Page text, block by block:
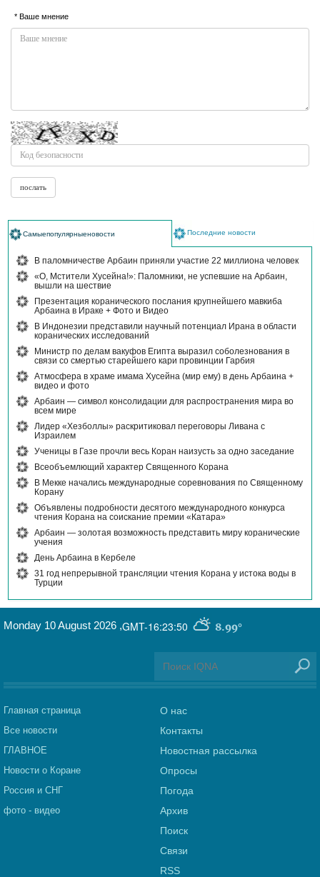
* Ваше мнение
Самыепопулярныеновости Последние новости
В паломничестве Арбаин приняли участие 22 миллиона человек
«О, Мстители Хусейна!»: Паломники, не успевшие на Арбаин,
вышли на шествие
Презентация коранического послания крупнейшего мавкиба
Арбаина в Ираке + Фото и Видео
В Индонезии представили научный потенциал Ирана в области
коранических исследований
Министр по делам вакуфов Египта выразил соболезнования в
связи со смертью старейшего кари провинции Гарбия
Атмосфера в храме имама Хусейна (мир ему) в день Арбаина +
видео и фото
Арбаин — символ консолидации для распространения мира во
всем мире
Лидер «Хезболлы» раскритиковал переговоры Ливана с
Израилем
Ученицы в Газе прочли весь Коран наизусть за одно заседание
Всеобъемлющий характер Священного Корана
В Мекке начались международные соревнования по Священному
Корану
Объявлены подробности десятого международного конкурса
чтения Корана на соискание премии «Катара»
Арбаин — золотая возможность представить миру коранические
учения
День Арбаина в Кербеле
31 год непрерывной трансляции чтения Корана у истока воды в
Турции
GMT-16:23:50 8.99°
Monday 10 August 2026 ,
Главная страница
Все новости
ГЛАВНОЕ
Новости о Коране
Россия и СНГ
фото - видео
О нас
Контакты
Новостная рассылка
Опросы
Погода
Архив
Поиск
Связи
RSS